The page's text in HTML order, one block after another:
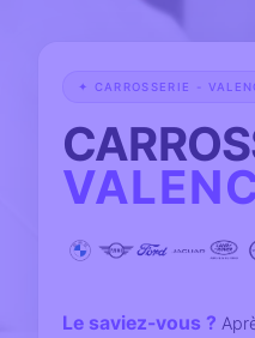
✦ CARROSSERIE -
Le saviez-vous ?